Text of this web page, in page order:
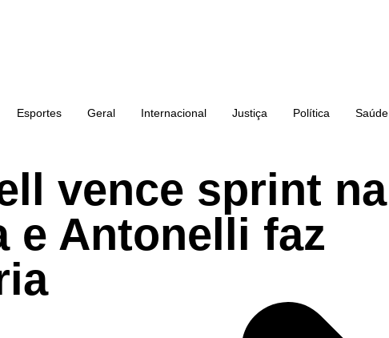
Esportes Geral Internacional Justiça Política Saúde
vence sprint na
e Antonelli faz